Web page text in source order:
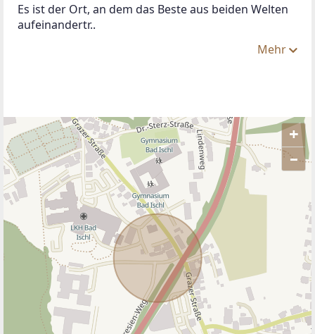
Es ist der Ort, an dem das Beste aus beiden Welten
aufeinandertr..
Mehr
+
–
ANBIETER KONTAKTIEREN